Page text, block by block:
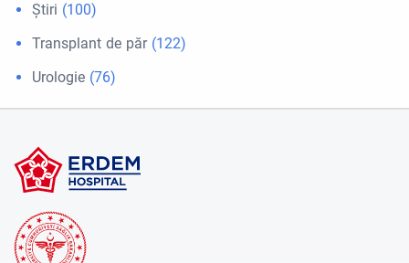
Ştiri (100)
Transplant de păr(122)
Urologie (76)